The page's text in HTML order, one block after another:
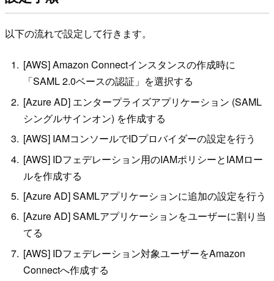
以下の流れで設定して行きます。
[AWS] Amazon Connectインスタンスの作成時に
「SAML 2.0ベースの認証」を選択する
[Azure AD] エンタープライズアプリケーション (SAML
シングルサインオン) を作成する
[AWS] IAMコンソールでIDプロバイダーの設定を行う
[AWS] IDフェデレーション用のIAMポリシーとIAMロー
ルを作成する
[Azure AD] SAMLアプリケーションに追加の設定を行う
[Azure AD] SAMLアプリケーションをユーザーに割り当
てる
[AWS] IDフェデレーション対象ユーザーをAmazon
Connectへ作成する